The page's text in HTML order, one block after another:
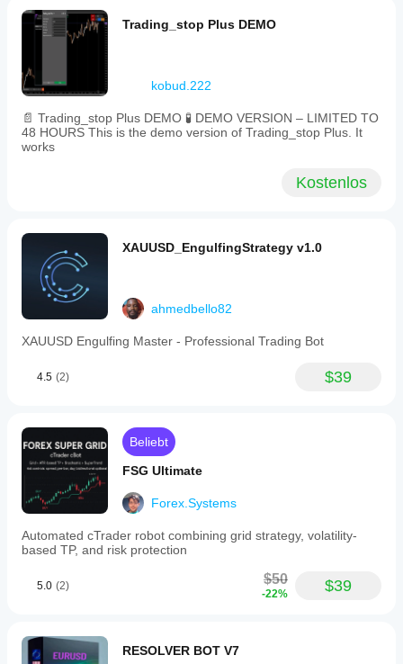
Trading_stop Plus DEMO
kobud.222
📄 Trading_stop Plus DEMO 🧪 DEMO VERSION – LIMITED TO
48 HOURS This is the demo version of Trading_stop Plus. It
works
Kostenlos
XAUUSD_EngulfingStrategy v1.0
ahmedbello82
XAUUSD Engulfing Master - Professional Trading Bot
4.5 (2) $39
Beliebt
FSG Ultimate
Forex.Systems
Automated cTrader robot combining grid strategy, volatility-
based TP, and risk protection
5.0 (2) $50
-22% $39
RESOLVER BOT V7